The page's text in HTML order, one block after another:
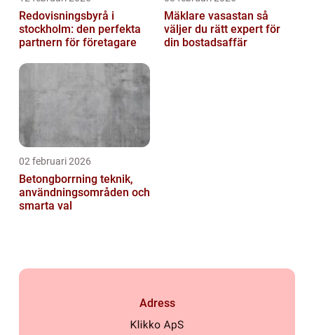
Redovisningsbyrå i
stockholm: den perfekta
partnern för företagare
Mäklare vasastan så
väljer du rätt expert för
din bostadsaffär
02 februari 2026
Betongborrning teknik,
användningsområden och
smarta val
Adress